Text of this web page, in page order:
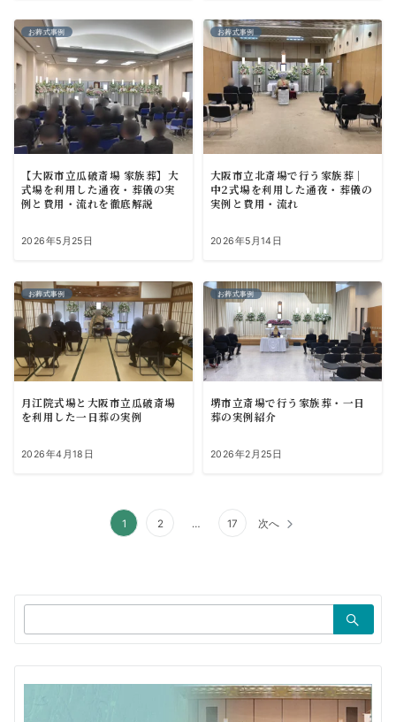
お葬式事例
【大阪市立瓜破斎場 家族葬】大
式場を利用した通夜・葬儀の実
例と費用・流れを徹底解説
2026年5月25日
お葬式事例
大阪市立北斎場で行う家族葬｜
中2式場を利用した通夜・葬儀の
実例と費用・流れ
2026年5月14日
お葬式事例
月江院式場と大阪市立瓜破斎場
を利用した一日葬の実例
2026年4月18日
お葬式事例
堺市立斎場で行う家族葬・一日
葬の実例紹介
2026年2月25日
ペ
ー
ジ
1 2 … 17 次へ
索：